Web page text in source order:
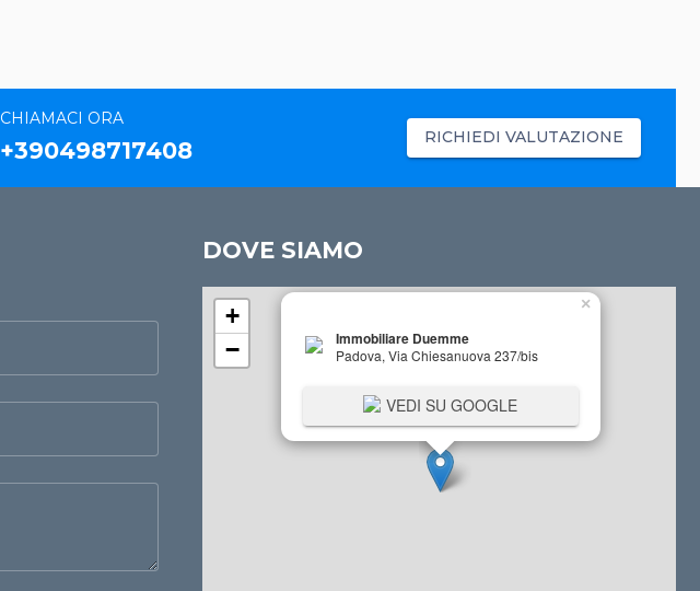
CHIAMACI ORA
+390498717408 RICHIEDI VALUTAZIONE
DOVE SIAMO
Immobiliare Duemme
Padova, Via Chiesanuova 237/bis
VEDI SU GOOGLE
×
+
−